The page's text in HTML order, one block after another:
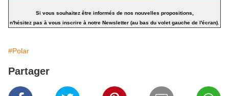
Si vous souhaitez être informés de nos nouvelles propositions,
n'hésitez pas à vous inscrire à notre Newsletter (au bas du volet gauche de l'écran).
#Polar
Partager